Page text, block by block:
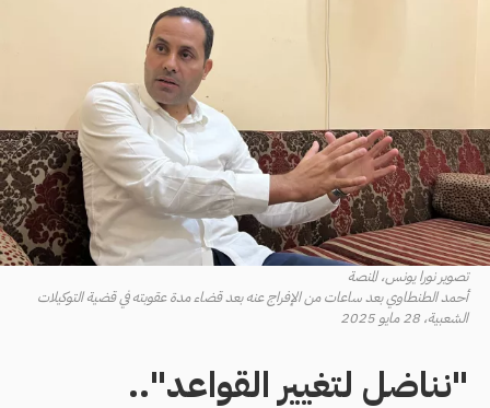
تصوير نورا يونس، المنصة
أحمد الطنطاوي بعد ساعات من الإفراج عنه بعد قضاء مدة عقوبته في قضية التوكيلات
الشعبية، 28 مايو 2025
"نناضل لتغيير القواعد"..